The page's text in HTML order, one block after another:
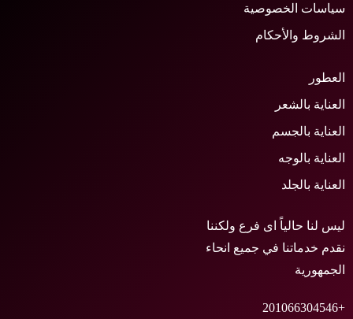
الخصوصية
والأحكام
بالشعر
بالجسم
بالوجه
بالجلد
لنا حالياً اى فرع ولكننا
خدماتنا في جميع انحاء